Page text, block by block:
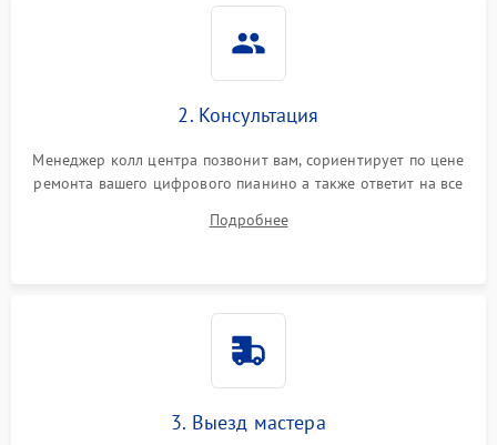
2. Консультация
Менеджер колл центра позвонит вам, сориентирует по цене
ремонта вашего цифрового пианино а также ответит на все
Подробнее
3. Выезд мастера